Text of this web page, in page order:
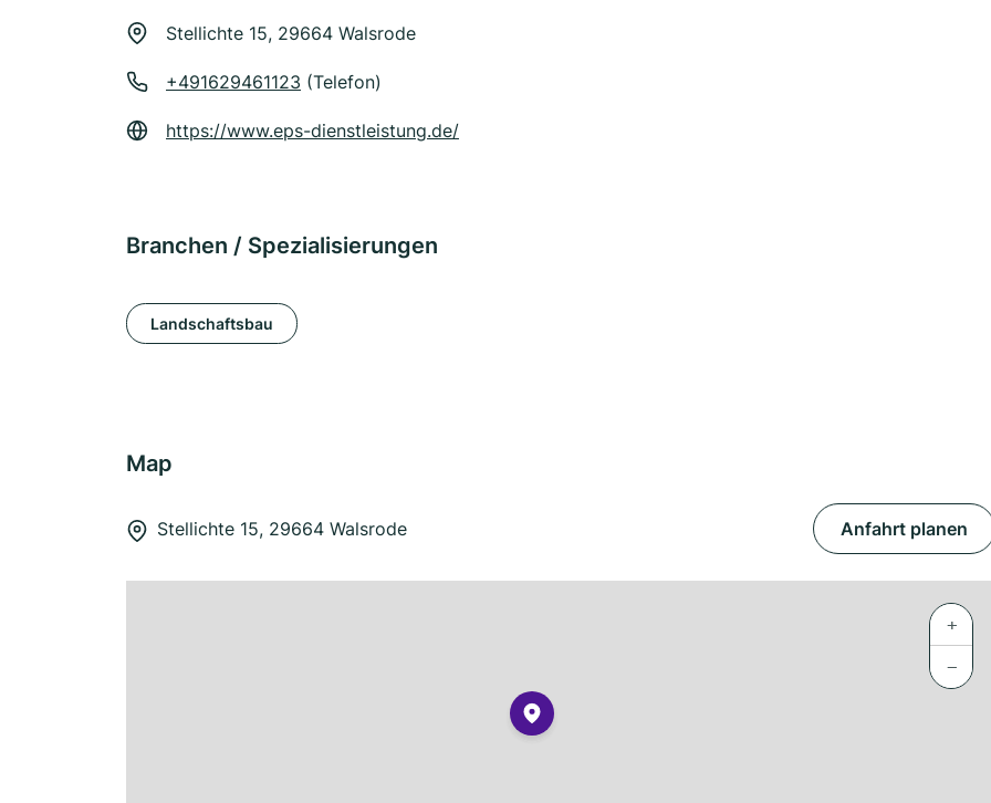
Stellichte 15, 29664 Walsrode
+491629461123 (Telefon)
https://www.eps-dienstleistung.de/
Branchen / Spezialisierungen
Landschaftsbau
Map
Stellichte 15, 29664 Walsrode Anfahrt planen
+
−